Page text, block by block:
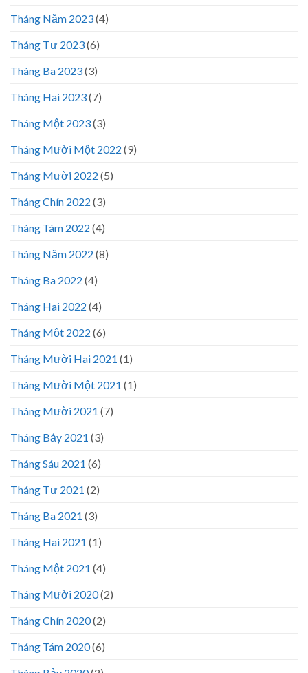
Tháng Năm 2023(4)
Tháng Tư 2023(6)
Tháng Ba 2023(3)
Tháng Hai 2023(7)
Tháng Một 2023(3)
Tháng Mười Một 2022 (9)
Tháng Mười 2022 (5)
Tháng Chín 2022 (3)
Tháng Tám 2022 (4)
Tháng Năm 2022 (8)
Tháng Ba 2022 (4)
Tháng Hai 2022 (4)
Tháng Một 2022 (6)
Tháng Mười Hai 2021 (1)
Tháng Mười Một 2021 (1)
Tháng Mười 2021 (7)
Tháng Bảy 2021 (3)
Tháng Sáu 2021 (6)
Tháng Tư 2021 (2)
Tháng Ba 2021 (3)
Tháng Hai 2021 (1)
Tháng Một 2021 (4)
Tháng Mười 2020(2)
Tháng Chín 2020(2)
Tháng Tám 2020(6)